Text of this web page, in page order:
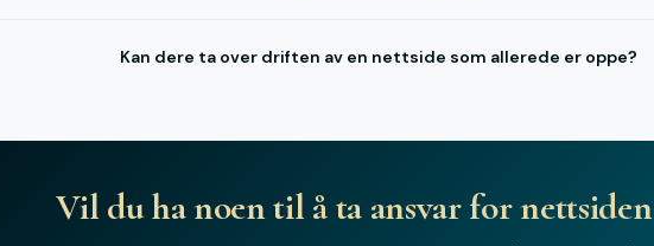
Kan dere ta over driften av en nettside som allerede er oppe?
Vil du ha noen til å ta ansvar for